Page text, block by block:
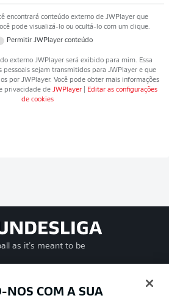
encontrará conteúdo externo de JWPlayerque
pode visualizá-lo ou ocultá-lo com um clique.
Permitir JWPlayerconteúdo
externo JWPlayerserá exibido para mim. Essa
pessoais sejam transmitidos para JWPlayere que
por JWPlayer. Você pode obter mais informações
privacidade de JWPlayer
Editar as configurações
de cookies
as it’s meant to be
NOS COM A SUA